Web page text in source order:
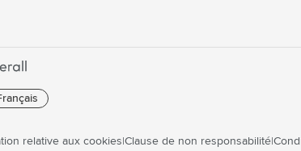
relative aux cookies Clause de non responsabilité